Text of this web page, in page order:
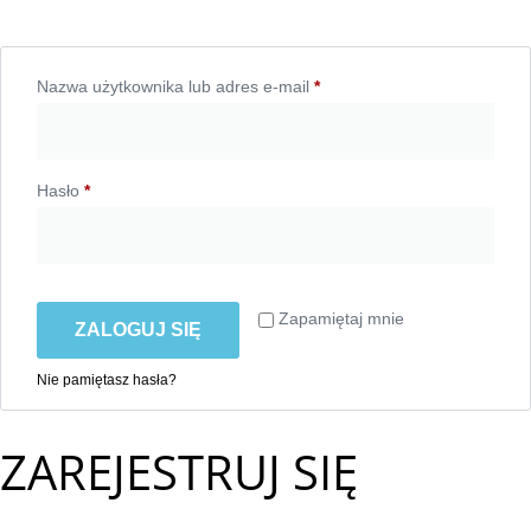
Nazwa użytkownika lub adres e-mail *
Hasło *
Zapamiętaj mnie
ZALOGUJ SIĘ
Nie pamiętasz hasła?
ZAREJESTRUJ SIĘ